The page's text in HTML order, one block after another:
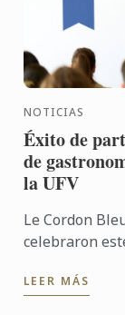
NOTICIAS
Éxito de
de
la UFV
Le Cordon
celebraron
evento está ...
LEER MÁS